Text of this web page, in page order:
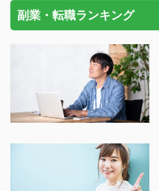
副業・転職ランキング